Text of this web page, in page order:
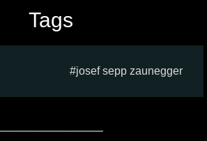
Tags
josef sepp zaunegger